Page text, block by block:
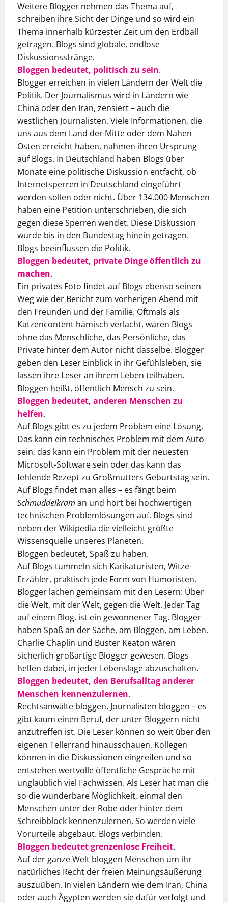
Weitere Blogger nehmen das Thema auf,
schreiben ihre Sicht der Dinge und so wird ein
Thema innerhalb kürzester Zeit um den Erdball
getragen. Blogs sind globale, endlose
Diskussionsstränge.
Bloggen bedeutet, politisch zu sein.
Blogger erreichen in vielen Ländern der Welt die
Politik. Der Journalismus wird in Ländern wie
China oder den Iran, zensiert – auch die
westlichen Journalisten. Viele Informationen, die
uns aus dem Land der Mitte oder dem Nahen
Osten erreicht haben, nahmen ihren Ursprung
auf Blogs. In Deutschland haben Blogs über
Monate eine politische Diskussion entfacht, ob
Internetsperren in Deutschland eingeführt
werden sollen oder nicht. Über 134.000 Menschen
haben eine Petition unterschrieben, die sich
gegen diese Sperren wendet. Diese Diskussion
wurde bis in den Bundestag hinein getragen.
Blogs beeinflussen die Politik.
Bloggen bedeutet, private Dinge öffentlich zu
machen.
Ein privates Foto findet auf Blogs ebenso seinen
Weg wie der Bericht zum vorherigen Abend mit
den Freunden und der Familie. Oftmals als
Katzencontent hämisch verlacht, wären Blogs
ohne das Menschliche, das Persönliche, das
Private hinter dem Autor nicht dasselbe. Blogger
geben den Leser Einblick in ihr Gefühlsleben, sie
lassen ihre Leser an ihrem Leben teilhaben.
Bloggen heißt, öffentlich Mensch zu sein.
Bloggen bedeutet, anderen Menschen zu
helfen.
Auf Blogs gibt es zu jedem Problem eine Lösung.
Das kann ein technisches Problem mit dem Auto
sein, das kann ein Problem mit der neuesten
Microsoft-Software sein oder das kann das
fehlende Rezept zu Großmutters Geburtstag sein.
Auf Blogs findet man alles – es fängt beim
Schmuddelkram an und hört bei hochwertigen
technischen Problemlösungen auf. Blogs sind
neben der Wikipedia die vielleicht größte
Wissensquelle unseres Planeten.
Bloggen bedeutet, Spaß zu haben.
Auf Blogs tummeln sich Karikaturisten, Witze-
Erzähler, praktisch jede Form von Humoristen.
Blogger lachen gemeinsam mit den Lesern: Über
die Welt, mit der Welt, gegen die Welt. Jeder Tag
auf einem Blog, ist ein gewonnener Tag. Blogger
haben Spaß an der Sache, am Bloggen, am Leben.
Charlie Chaplin und Buster Keaton wären
sicherlich großartige Blogger gewesen. Blogs
helfen dabei, in jeder Lebenslage abzuschalten.
Bloggen bedeutet, den Berufsalltag anderer
Menschen kennenzulernen.
Rechtsanwälte bloggen, Journalisten bloggen – es
gibt kaum einen Beruf, der unter Bloggern nicht
anzutreffen ist. Die Leser können so weit über den
eigenen Tellerrand hinausschauen, Kollegen
können in die Diskussionen eingreifen und so
entstehen wertvolle öffentliche Gespräche mit
unglaublich viel Fachwissen. Als Leser hat man die
so die wunderbare Möglichkeit, einmal den
Menschen unter der Robe oder hinter dem
Schreibblock kennenzulernen. So werden viele
Vorurteile abgebaut. Blogs verbinden.
Bloggen bedeutet grenzenlose Freiheit.
Auf der ganze Welt bloggen Menschen um ihr
natürliches Recht der freien Meinungsäußerung
auszuüben. In vielen Ländern wie dem Iran, China
oder auch Ägypten werden sie dafür verfolgt und